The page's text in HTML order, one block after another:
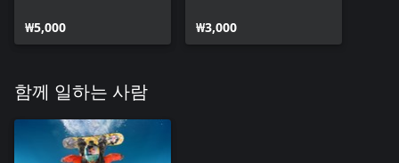
₩5,000 ₩3,000
함께 일하는 사람